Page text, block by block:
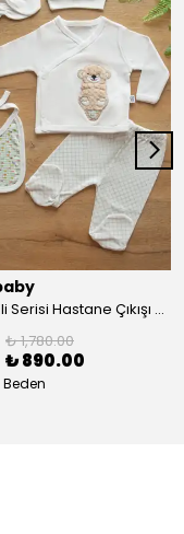
Anne Eli Serisi Hastane Çıkışı 5li Set
₺ 1,780.00
₺ 890.00
Beden